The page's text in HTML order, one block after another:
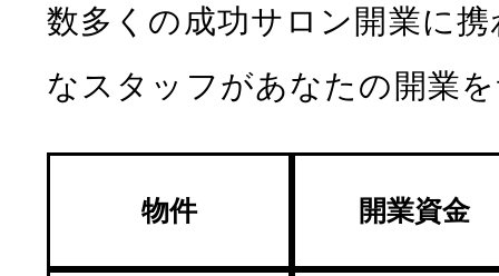
数多くの成功サロン開業に
なスタッフがあなたの開業
物件 開業資金